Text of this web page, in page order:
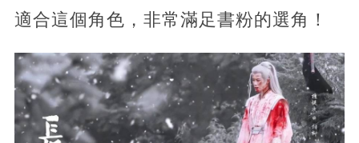
適合這個角色，非常滿足書粉的選角！